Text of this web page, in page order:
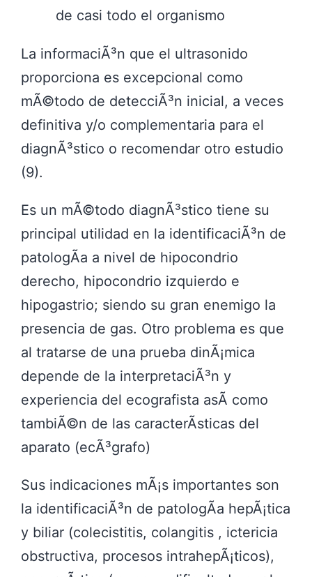
de casi todo el organismo
La informaciÃ³n que el ultrasonido
proporciona es excepcional como
mÃ©todo de detecciÃ³n inicial, a veces
definitiva y/o complementaria para el
diagnÃ³stico o recomendar otro estudio
(9).
Es un mÃ©todo diagnÃ³stico tiene su
principal utilidad en la identificaciÃ³n de
patologÃ­a a nivel de hipocondrio
derecho, hipocondrio izquierdo e
hipogastrio; siendo su gran enemigo la
presencia de gas. Otro problema es que
al tratarse de una prueba dinÃ¡mica
depende de la interpretaciÃ³n y
experiencia del ecografista asÃ­ como
tambiÃ©n de las caracterÃ­sticas del
aparato (ecÃ³grafo)
Sus indicaciones mÃ¡s importantes son
la identificaciÃ³n de patologÃ­a hepÃ¡tica
y biliar (colecistitis, colangitis , ictericia
obstructiva, procesos intrahepÃ¡ticos),